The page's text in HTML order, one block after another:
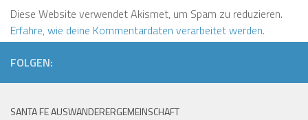
Diese Website verwendet Akismet, um Spam zu reduzieren.
Erfahre, wie deine Kommentardaten verarbeitet werden.
FOLGEN:
SANTA FE AUSWANDERERGEMEINSCHAFT